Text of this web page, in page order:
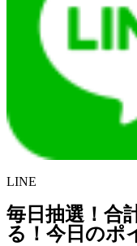
LINE
毎日抽選！合
る！今日のポ